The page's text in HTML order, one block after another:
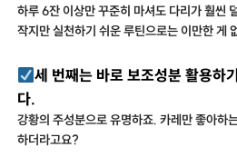
하루 6잔 이상만 꾸준히 마셔도 다리가 훨씬
작지만 실천하기 쉬운 루틴으로는 이만한 게
세 번째는 바로 보조성분 활용하
다.
강황의 주성분으로 유명하죠. 카레만 좋아하
하더라고요?